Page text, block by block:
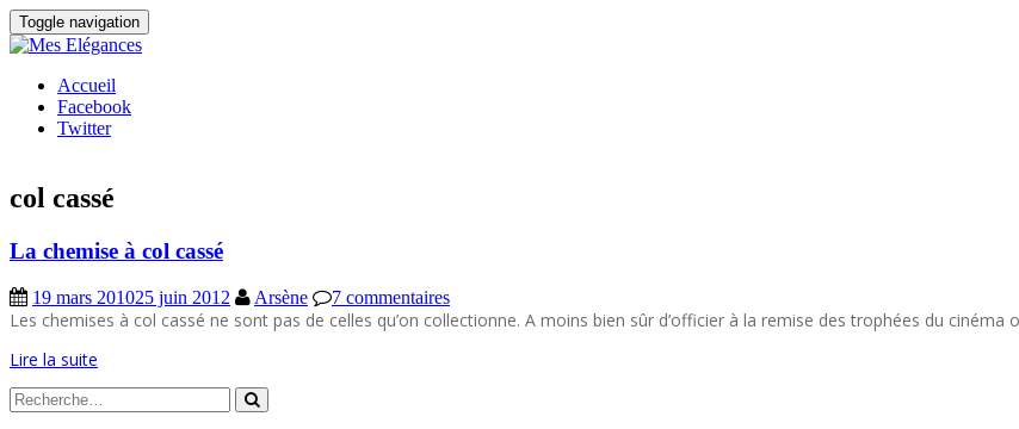
Toggle navigation
Accueil
Facebook
Twitter
col cassé
La chemise à col cassé
19 mars 201025 juin 2012 Arsène 7 commentaires
Les chemises à col cassé ne sont pas de celles qu’on collectionne. A moins bien sûr d’officier à la remise des trophées du
Lire la suite
Search
for: